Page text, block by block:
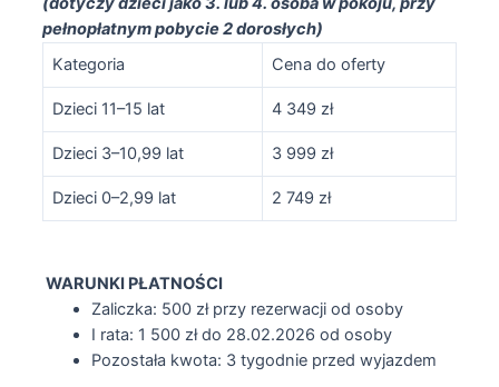
pełnopłatnym pobycie 2 dorosłych)
Kategoria
Cena do oferty
Dzieci 11–15 lat 4 349 zł
Dzieci 3–10,99 lat 3 999 zł
Dzieci 0–2,99 lat 2 749 zł
WARUNKI PŁATNOŚCI
Zaliczka: 500 zł przy rezerwacji od osoby
I rata: 1 500 zł do 28.02.2026 od osoby
Pozostała kwota: 3 tygodnie przed wyjazdem